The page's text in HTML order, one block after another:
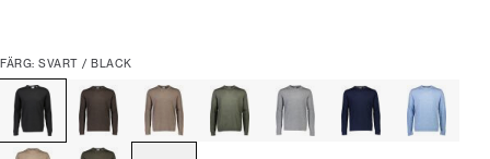
FÄRG: SVART / BLACK